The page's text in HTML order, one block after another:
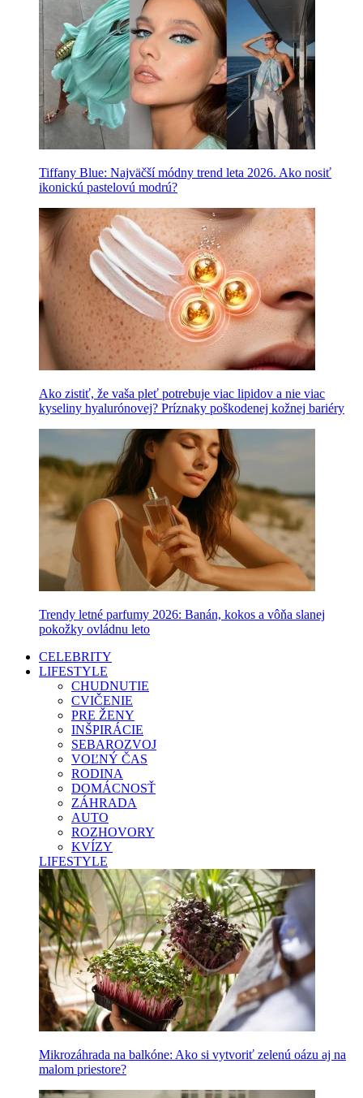
Tiffany Blue: Najväčší módny trend leta 2026. Ako nosiť
ikonickú pastelovú modrú?
Ako zistiť, že vaša pleť potrebuje viac lipidov a nie viac
kyseliny hyalurónovej? Príznaky poškodenej kožnej bariéry
Trendy letné parfumy 2026: Banán, kokos a vôňa slanej
pokožky ovládnu leto
CELEBRITY
LIFESTYLE
CHUDNUTIE
CVIČENIE
PRE ŽENY
INŠPIRÁCIE
SEBAROZVOJ
VOĽNÝ ČAS
RODINA
DOMÁCNOSŤ
ZÁHRADA
AUTO
ROZHOVORY
KVÍZY
LIFESTYLE
Mikrozáhrada na balkóne: Ako si vytvoriť zelenú oázu aj na
malom priestore?